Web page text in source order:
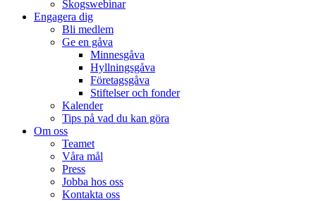
Skogswebinar
Engagera dig
Bli medlem
Ge en gåva
Minnesgåva
Hyllningsgåva
Företagsgåva
Stiftelser och fonder
Kalender
Tips på vad du kan göra
Om oss
Teamet
Våra mål​
Press
Jobba hos oss
Kontakta oss